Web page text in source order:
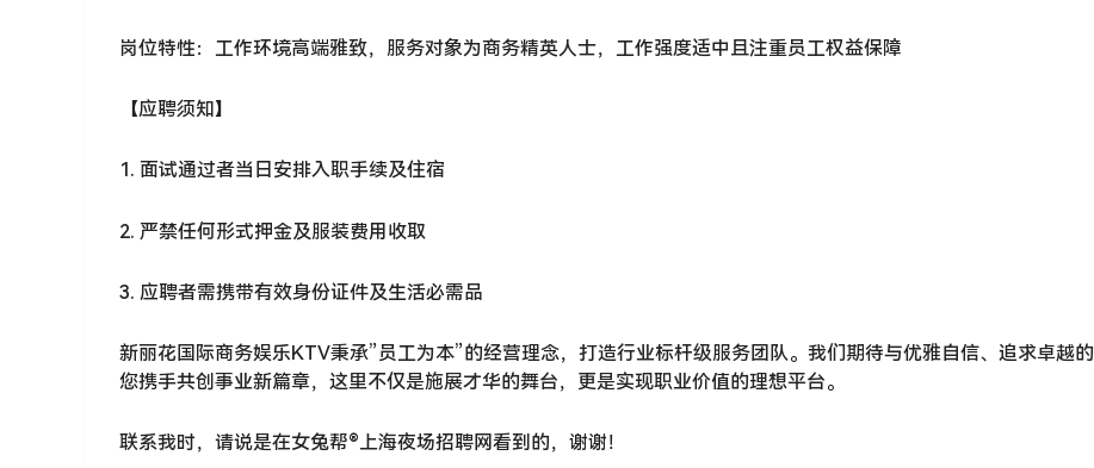
岗位特性：工作环境高端雅致，服务对象为商务精英人士，工作强度适中且注重员工权益保障
【应聘须知】
1. 面试通过者当日安排入职手续及住宿
2. 严禁任何形式押金及服装费用收取
3. 应聘者需携带有效身份证件及生活必需品
新丽花国际商务娱乐KTV秉承”员工为本”的经营理念，打造行业标杆级服务团队。我们期待与优雅自信、追求卓越的
您携手共创事业新篇章，这里不仅是施展才华的舞台，更是实现职业价值的理想平台。
联系我时，请说是在女兔帮®上海夜场招聘网看到的，谢谢！